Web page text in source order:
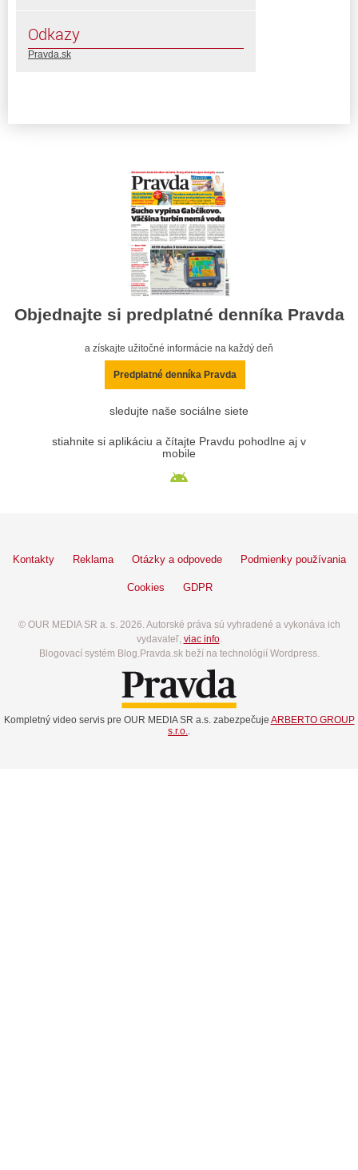
Odkazy
Pravda.sk
Objednajte si predplatné denníka Pravda
a získajte užitočné informácie na každý deň
Predplatné denníka Pravda
sledujte naše sociálne siete
stiahnite si aplikáciu a čítajte Pravdu pohodlne aj v
mobile
Kontakty Reklama Otázky a odpovede Podmienky používania
Cookies GDPR
© OUR MEDIA SR a. s. 2026. Autorské práva sú vyhradené a vykonáva ich
vydavateľ, viac info.
Blogovací systém Blog.Pravda.sk beží na technológií Wordpress.
Kompletný video servis pre OUR MEDIA SR a.s. zabezpečuje ARBERTO GROUP
s.r.o..